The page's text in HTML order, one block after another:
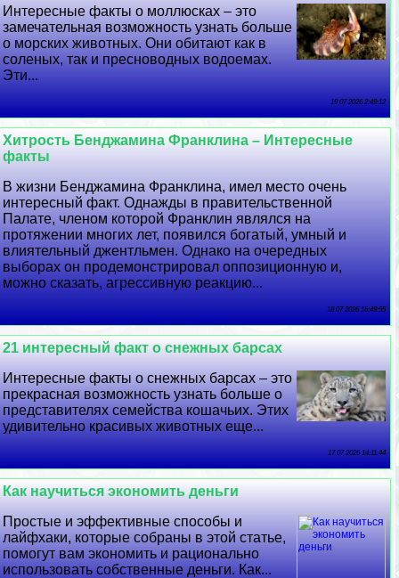
Интересные факты о моллюсках – это
замечательная возможность узнать больше
о морских животных. Они обитают как в
соленых, так и пресноводных водоемах.
Эти...
19 07 2026 2:49:12
Хитрость Бенджамина Франклина – Интересные
факты
В жизни Бенджамина Франклина, имел место очень
интересный факт. Однажды в правительственной
Палате, члeном которой Франклин являлся на
протяжении многих лет, появился богатый, умный и
влиятельный джентльмен. Однако на очередных
выборах он продемонстрировал оппозиционную и,
можно сказать, агрессивную реакцию...
18 07 2026 16:49:55
21 интересный факт о снежных барсах
Интересные факты о снежных барсах – это
прекрасная возможность узнать больше о
представителях семейства кошачьих. Этих
удивительно красивых животных еще...
17 07 2026 14:11:44
Как научиться экономить деньги
Простые и эффективные способы и
лайфхаки, которые собраны в этой статье,
помогут вам экономить и рационально
использовать собственные деньги. Как...